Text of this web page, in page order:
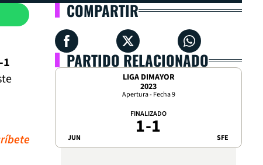
1
COMPARTIR
PARTIDO RELACIONADO
LIGA DIMAYOR
2023
Apertura - Fecha 9
JUN
FINALIZADO
1-1 SFE